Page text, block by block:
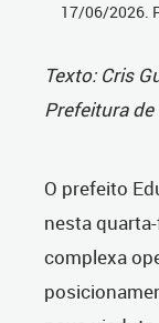
17/06/2026.
Texto: Cris
Prefeitura
O prefeito
nesta
complexa